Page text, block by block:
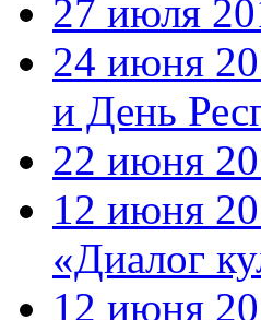
27 июля
24 июня
и День
22 июня
12 июня
«Диалог
12 июня